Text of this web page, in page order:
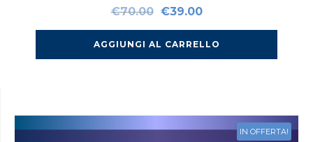
€70.00 Il
originale
era:
€39.00Il
attuale
è:
AGGIUNGI AL CARRELLO
IN OFFERTA!